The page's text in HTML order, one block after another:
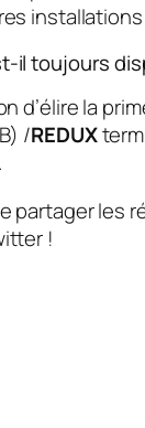
il toujours
d’élire la
/REDUX
partager les
!